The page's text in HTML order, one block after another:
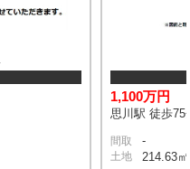
1,100万円
思川駅 徒歩75
間取 -
土地 214.63㎡